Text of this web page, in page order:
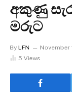
අකුණු
මරුට
By LFN November
5 Views